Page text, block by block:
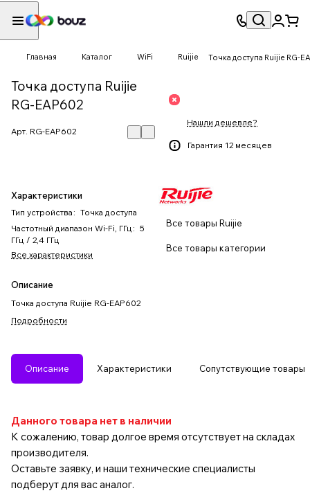
Главная Каталог WiFi Ruijie Точка доступа Ruijie RG-
Точка доступа Ruijie
RG-EAP602
Арт. RG-EAP602
Характеристики
Тип устройства : Точка доступа
Частотный диапазон Wi-Fi, ГГц : 5
ГГц / 2,4 ГГц
Все характеристики
Описание
Точка доступа Ruijie RG-EAP602
Подробности
Нашли дешевле?
Гарантия 12 месяцев
Все товары Ruijie
Все товары категории
Описание Характеристики Сопутствующие товары
Данного товара нет в наличии
К сожалению, товар долгое время отсутствует на складах
производителя.
Оставьте заявку, и наши технические специалисты
подберут для вас аналог.